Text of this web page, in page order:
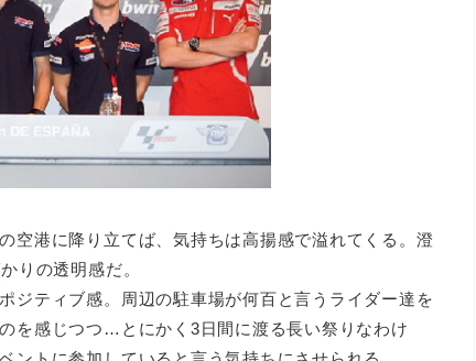
空港に降り立てば、気持ちは高揚感で溢れてくる。澄
りの透明感だ。
ジティブ感。周辺の駐車場が何百と言うライダー達を
を感じつつ…とにかく3日間に渡る長い祭りなわけ